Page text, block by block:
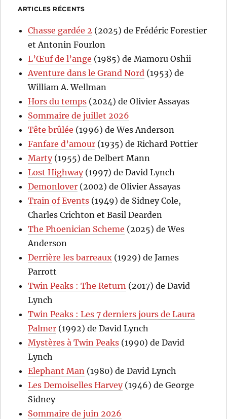
ARTICLES RÉCENTS
Chasse gardée 2 (2025) de Frédéric Forestier
et Antonin Fourlon
L’Œuf de l’ange (1985) de Mamoru Oshii
Aventure dans le Grand Nord (1953) de
William A. Wellman
Hors du temps (2024) de Olivier Assayas
Sommaire de juillet 2026
Tête brûlée (1996) de Wes Anderson
Fanfare d’amour (1935) de Richard Pottier
Marty(1955) de Delbert Mann
Lost Highway(1997) de David Lynch
Demonlover (2002) de Olivier Assayas
Train of Events (1949) de Sidney Cole,
Charles Crichton et Basil Dearden
The Phoenician Scheme (2025) de Wes
Anderson
Derrière les barreaux (1929) de James
Parrott
Twin Peaks : The Return (2017) de David
Lynch
Twin Peaks : Les 7 derniers jours de Laura
Palmer (1992) de David Lynch
Mystères à Twin Peaks (1990) de David
Lynch
Elephant Man (1980) de David Lynch
Les Demoiselles Harvey(1946) de George
Sidney
Sommaire de juin 2026